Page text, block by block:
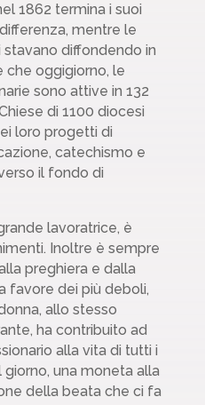
1862 termina i suoi
mentre le
diffondendo in
che oggigiorno, le
sono attive in 132
di 1100 diocesi
loro progetti di
catechismo e
il fondo di
lavoratrice, è
Inoltre è sempre
preghiera e dalla
favore dei più deboli,
allo stesso
ha contribuito ad
alla vita di tutti i
giorno, una moneta alla
della beata che ci fa